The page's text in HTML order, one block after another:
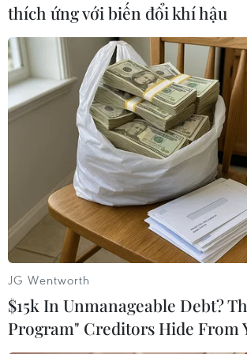
Chỉ số HNX30 đóng cửa có thêm
ngưỡng 181,47 điểm. Khối lượng
khoảng 19 triệu đơn vị, giá trị
289 tỷ đồng.
Chỉ số UpCoM-Index đóng cửa
lên mức 57,32 điểm. Khối lượng
trên 7,7 triệu đơn vị, tương ứng
tỷ đồng./.
thích ứng với biến đổi khí hậu
JG Wentworth
$15k In Unmanageable Debt?
Program" Creditors Hide From